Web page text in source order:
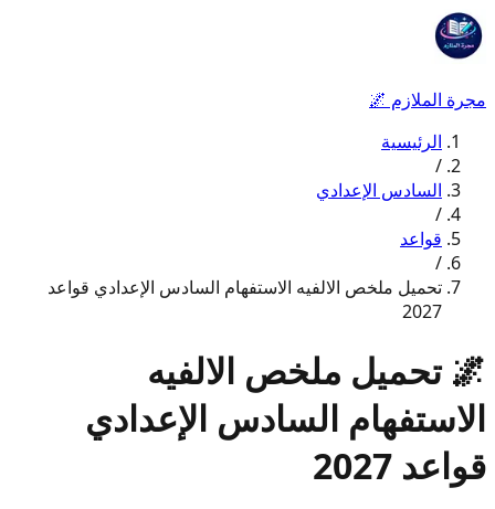
مجرة الملازم 🌌
الرئيسية
/
السادس الإعدادي
/
قواعد
/
تحميل ملخص الالفيه الاستفهام السادس الإعدادي قواعد
2027
🌌 تحميل ملخص الالفيه
الاستفهام السادس الإعدادي
قواعد 2027